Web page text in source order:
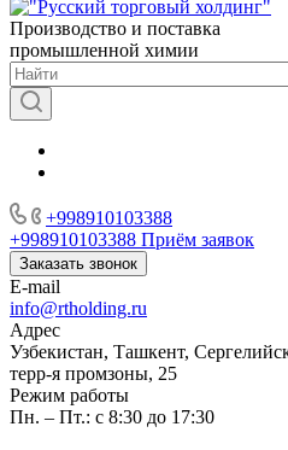
Производство и поставка
промышленной химии
+998910103388
+998910103388 Приём заявок
Заказать звонок
E-mail
info@rtholding.ru
Адрес
Узбекистан, Ташкент,
терр-я промзоны, 25
Режим работы
Пн. – Пт.: с 8:30 до 17:30